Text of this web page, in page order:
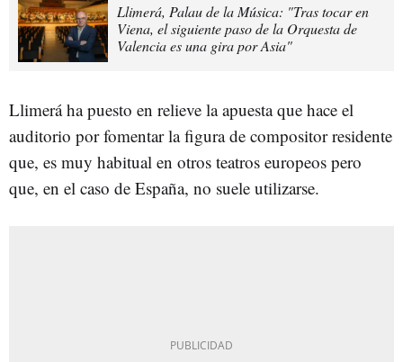
Llimerá, Palau de la Música: "Tras tocar en
Viena, el siguiente paso de la Orquesta de
Valencia es una gira por Asia"
Llimerá ha puesto en relieve la apuesta que hace el
auditorio por fomentar la figura de compositor residente
que, es muy habitual en otros teatros europeos pero
que, en el caso de España, no suele utilizarse.